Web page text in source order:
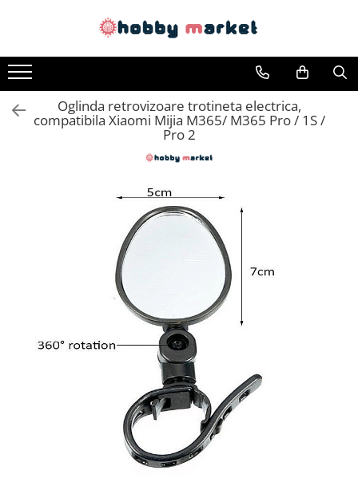
PET-G
Piese si componente imprimante
Piese electrice si electronice
Piese mecanice
Extrudere si accesorii
Oglinda retrovizoare trotineta electrica,
compatibila Xiaomi Mijia M365/ M365 Pro / 1S /
Pro 2